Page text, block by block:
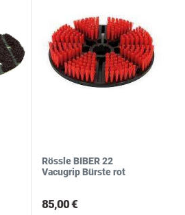
Rössle BIBER 22
Vacugrip Bürste rot
85,00 €